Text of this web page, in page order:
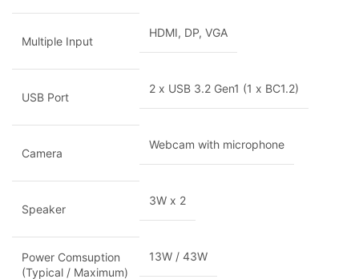
Multiple Input
HDMI, DP, VGA
USB Port
2 x USB 3.2 Gen1 (1 x BC1.2)
Camera
Webcam with microphone
Speaker
3W x 2
Power Comsuption
(Typical / Maximum)
13W / 43W